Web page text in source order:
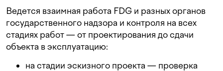
Ведется взаимная работа FDG и разных органов
государственного надзора и контроля на всех
стадиях работ — от проектирования до сдачи
объекта в эксплуатацию:
на стадии эскизного проекта — проверка